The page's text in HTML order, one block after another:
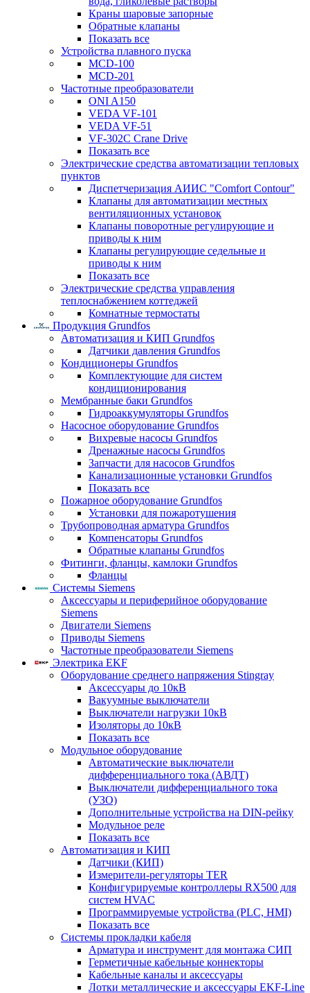
Краны шаровые запорные
Обратные клапаны
Показать все
Устройства плавного пуска
MCD-100
MCD-201
Частотные преобразователи
ONI A150
VEDA VF-101
VEDA VF-51
VF-302C Crane Drive
Показать все
Электрические средства автоматизации тепловых
пунктов
Диспетчеризация АИИС "Comfort Contour"
Клапаны для автоматизации местных
вентиляционных установок
Клапаны поворотные регулирующие и
приводы к ним
Клапаны регулирующие седельные и
приводы к ним
Показать все
Электрические средства управления
теплоснабжением коттеджей
Комнатные термостаты
Продукция Grundfos
Автоматизация и КИП Grundfos
Датчики давления Grundfos
Кондиционеры Grundfos
Комплектующие для систем
кондиционирования
Мембранные баки Grundfos
Гидроаккумуляторы Grundfos
Насосное оборудование Grundfos
Вихревые насосы Grundfos
Дренажные насосы Grundfos
Запчасти для насосов Grundfos
Канализационные установки Grundfos
Показать все
Пожарное оборудование Grundfos
Установки для пожаротушения
Трубопроводная арматура Grundfos
Компенсаторы Grundfos
Обратные клапаны Grundfos
Фитинги, фланцы, камлоки Grundfos
Фланцы
Системы Siemens
Аксессуары и периферийное оборудование
Siemens
Двигатели Siemens
Приводы Siemens
Частотные преобразователи Siemens
Электрика EKF
Оборудование среднего напряжения Stingray
Аксессуары до 10кВ
Вакуумные выключатели
Выключатели нагрузки 10кВ
Изоляторы до 10кВ
Показать все
Модульное оборудование
Автоматические выключатели
дифференциального тока (АВДТ)
Выключатели дифференциального тока
(УЗО)
Дополнительные устройства на DIN-рейку
Модульное реле
Показать все
Автоматизация и КИП
Датчики (КИП)
Измерители-регуляторы TER
Конфигурируемые контроллеры RX500 для
систем HVAC
Программируемые устройства (PLC, HMI)
Показать все
Системы прокладки кабеля
Арматура и инструмент для монтажа СИП
Герметичные кабельные коннекторы
Кабельные каналы и аксессуары
Лотки металлические и аксессуары EKF-Line